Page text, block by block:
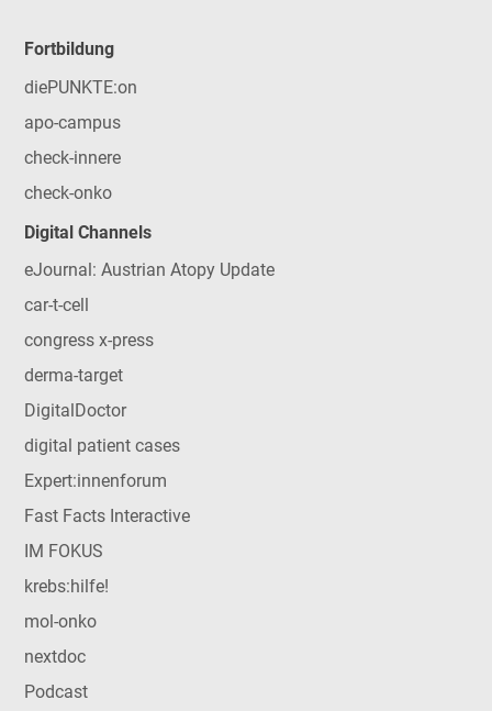
Fortbildung
diePUNKTE:on
apo-campus
check-innere
check-onko
Digital Channels
eJournal: Austrian Atopy Update
car-t-cell
congress x-press
derma-target
DigitalDoctor
digital patient cases
Expert:innenforum
Fast Facts Interactive
IM FOKUS
krebs:hilfe!
mol-onko
nextdoc
Podcast